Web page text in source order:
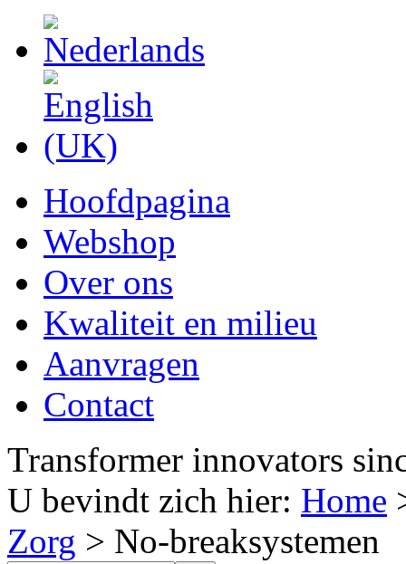
Hoofdpagina
Webshop
Over ons
Kwaliteit en milieu
Aanvragen
Contact
Transformer innovators
U bevindt zich hier: Home
Zorg > No-breaksystemen